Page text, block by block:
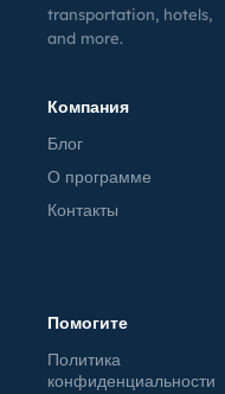
transportation, hotels,
and more.
Компания
Блог
О программе
Контакты
Помогите
Политика
конфиденциальности